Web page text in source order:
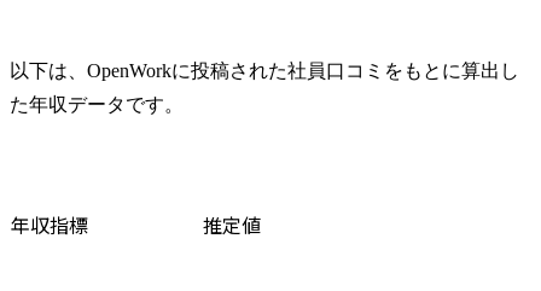
以下は、OpenWorkに投稿された社員口コミをもとに算出し
た年収データです。
年収指標 推定値